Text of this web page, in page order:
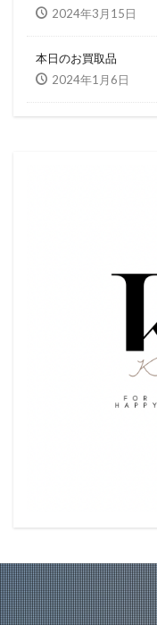
2024年3月15日
本日のお買取品
2024年1月6日
" width="768" height="512" >